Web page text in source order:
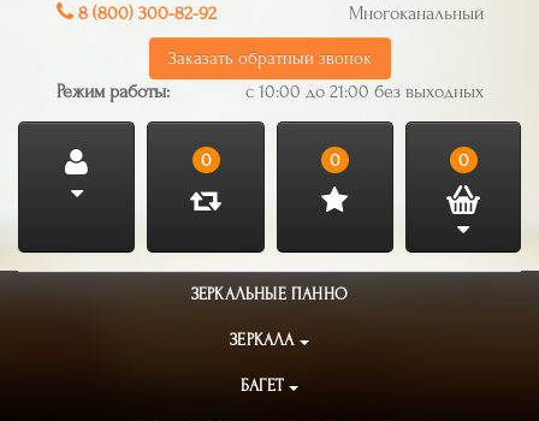
8 (800) 300-82-92 Многоканальный
Заказать обратный звонок
Режим работы: с 10:00 до 21:00 без выходных
0 0 0
ЗЕРКАЛЬНЫЕ ПАННО
ЗЕРКАЛА
БАГЕТ